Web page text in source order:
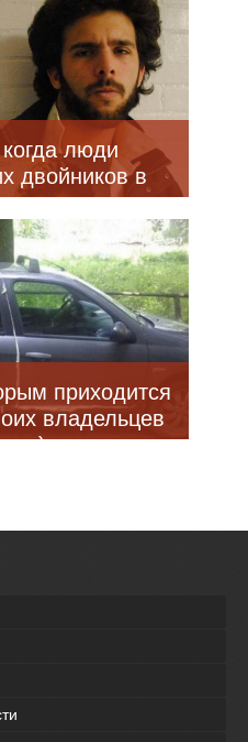
люди
двойников в
местах
приходится
владельцев